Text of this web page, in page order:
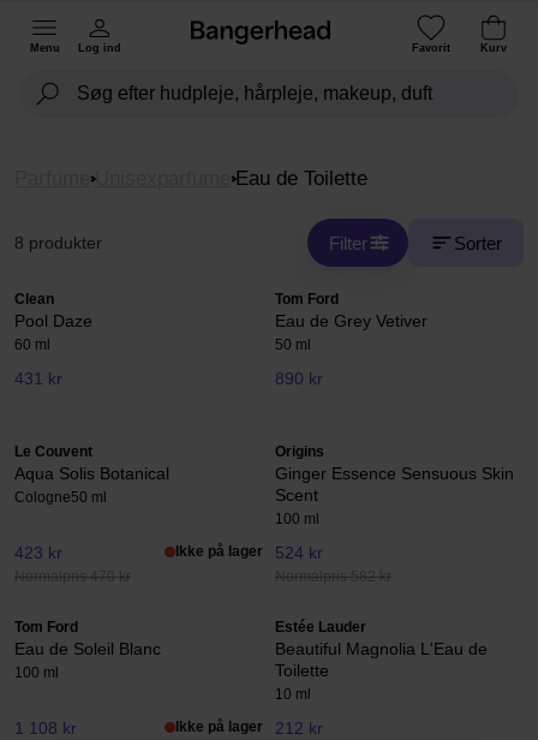
Menu Log ind Favorit Kurv
Unisexparfume Eau de Toilette
8 produkter Filter Sorter
Clean
Pool Daze
60 ml
431 kr
Tom Ford
Eau de Grey Vetiver
50 ml
890 kr
Le Couvent
Aqua Solis Botanical
Cologne50 ml
423 kr
Normalpris 470 kr
Ikke på lager
Origins
Ginger Essence Sensuous Skin
Scent
100 ml
524 kr
Normalpris 582 kr
Tom Ford
Eau de Soleil Blanc
100 ml
1 108 kr Ikke på lager
Estée Lauder
Beautiful Magnolia L'Eau de
Toilette
10 ml
212 kr